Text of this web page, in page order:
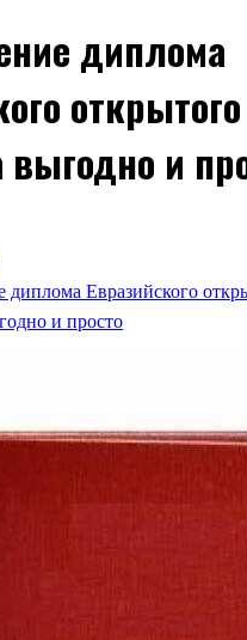
диплома
открытого
выгодно и
диплома Евразийского
и просто